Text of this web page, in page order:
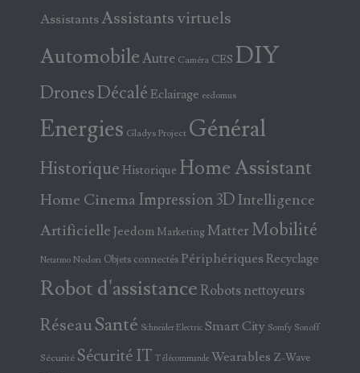
AssistantsAssistants virtuels
AutomobileAutre Caméra CES DIY
DronesDécalé Eclairage eedomus
Energies Gladys Project Général
Historique Historique Home Assistant
Home Cinema Impression 3DIntelligence
Artificielle Jeedom Marketing Matter Mobilité
Netatmo Nodon Objets connectés PériphériquesRecyclage
Robot d'assistance Robots nettoyeurs
RéseauSanté Schneider Electric Smart City Somfy Sonoff
Sécurité Sécurité IT Télécommande Wearables Z-Wave